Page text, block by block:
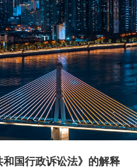
国行政诉讼法》的解释